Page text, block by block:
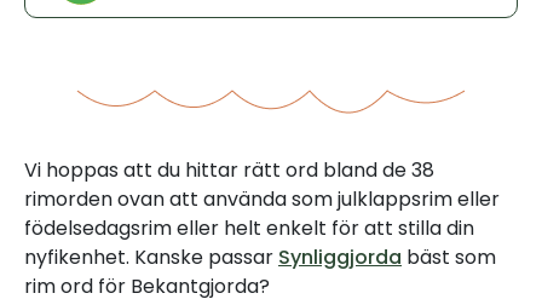
Vi hoppas att du hittar rätt ord bland de 38
rimorden ovan att använda som julklappsrim eller
födelsedagsrim eller helt enkelt för att stilla din
nyfikenhet. Kanske passar Synliggjorda bäst som
rim ord för Bekantgjorda?